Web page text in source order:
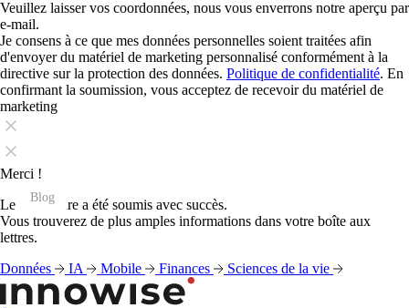
Veuillez laisser vos coordonnées, nous vous enverrons notre aperçu par
e-mail.
Je consens à ce que mes données personnelles soient traitées afin
d'envoyer du matériel de marketing personnalisé conformément à la
directive sur la protection des données. Politique de confidentialité. En
confirmant la soumission, vous acceptez de recevoir du matériel de
marketing
Merci !
Le formulaire a été soumis avec succès.
Vous trouverez de plus amples informations dans votre boîte aux
lettres.
Données
IA Mobile Finances Sciences de la vie
Blog
Blog
Blog
Blog
Blog
Blog
Blog
Blog
Blog
Blog
Blog
Blog